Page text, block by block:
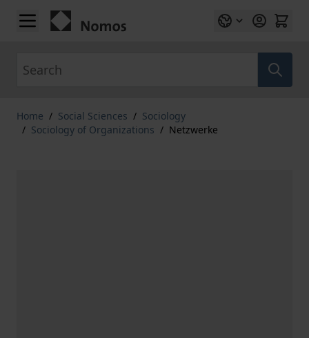
Skip to Content
Home / Social Sciences / Sociology
/ Sociology of Organizations / Netzwerke